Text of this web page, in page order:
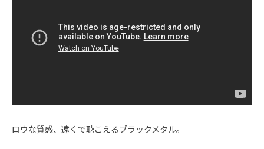
ロウな質感、遠くで聴こえるブラックメタル。